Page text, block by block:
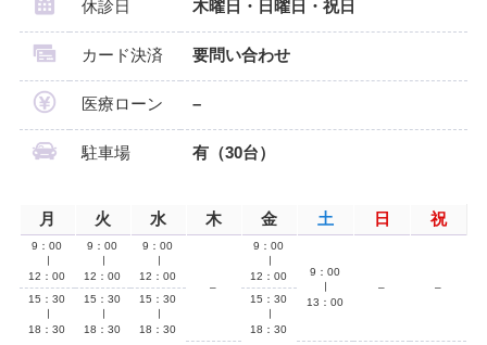
休診日 木曜日・日曜日・祝日
カード決済 要問い合わせ
医療ローン –
駐車場 有（30台）
月 火 水 木 金 土 日 祝
9：00
12：00
9：00
12：00
9：00
12：00
–
9：00
12：00
9：00
13：00
–
–
15：30
18：30
15：30
18：30
15：30
18：30
15：30
18：30